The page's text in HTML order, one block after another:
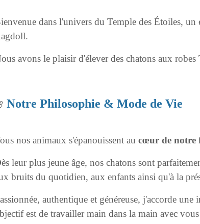
dans l'univers du Temple des Étoiles,
avons le plaisir d'élever des chatons aux
Notre Philosophie & Mode de Vie
nos animaux s'épanouissent au cœur de notre
leur plus jeune âge, nos chatons sont
bruits du quotidien, aux enfants ainsi qu'à la
authentique et généreuse, j'accorde
est de travailler main dans la main avec